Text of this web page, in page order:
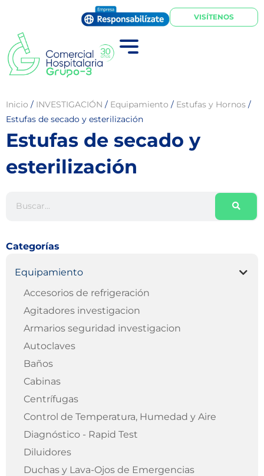
VISÍTENOS
Inicio / INVESTIGACIÓN / Equipamiento / Estufas y Hornos /
Estufas de secado y esterilización
Estufas de secado y
esterilización
Categorías
Equipamiento
Accesorios de refrigeración
Agitadores investigacion
Armarios seguridad investigacion
Autoclaves
Baños
Cabinas
Centrífugas
Control de Temperatura, Humedad y Aire
Diagnóstico - Rapid Test
Diluidores
Duchas y Lava-Ojos de Emergencias